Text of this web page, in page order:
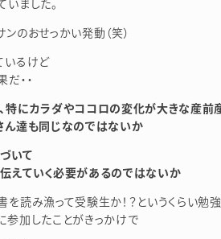
ました。
のおせっかい発動（笑）
いるけど
・・
特にカラダやココロの変化が大きな産前
ん達も同じなのではないか
いて
えていく必要があるのではないか
読み漁って受験生か！？というくらい勉
参加したことがきっかけで